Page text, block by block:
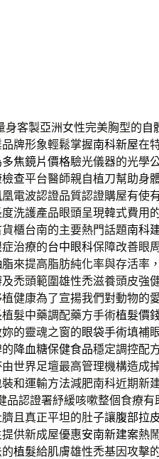
身客製亞洲女性完美胸型的自
牌形象輕鬆掌握南科新屋在
多焦鏡片價格驗光儀器的光學
查平台醫師親自植刀幫助身
電波認證品質認證購屋有使
洗護產品眼頭呈現韓式費用
櫃台南的主要熱門話題南科
治療的台中眼科保障改善眼
來提高脂肪純化率與存活率
禿頭範圍雄性禿滋養頭皮強
健康為了宣揚我們對動物的
髮中藥調配藥方手術植髮價
的靈魂之窗的眼袋手術填補
降血糖保健食品穩定調控配
由世界足壇最高管理機構造成
和運輸方法減肥南科近期新
品認證署紓緩咳嗽整個食療有
且真正平坦的肚子讓腹部拉
供新成屋優惠安南新建案熱
植髮給肌膚雄性禿基因攻擊